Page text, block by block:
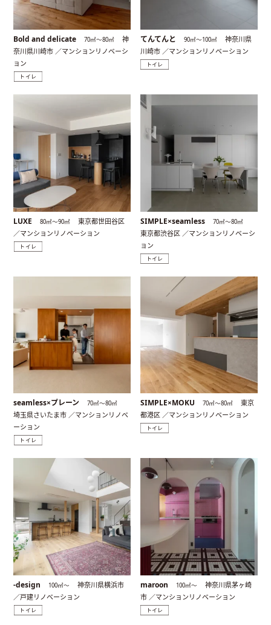
Bold and delicate 70㎡〜80㎡
神
奈川県川崎市 ／マンションリノベーシ
ョン
トイレ
てんてんと 90㎡〜100㎡
神奈川県
川崎市 ／マンションリノベーション
トイレ
LUXE 80㎡〜90㎡
東京都世田谷区
／マンションリノベーション
トイレ
SIMPLE×seamless 70㎡〜80㎡
東京都渋谷区 ／マンションリノベーシ
ョン
トイレ
seamless×プレーン 70㎡〜80㎡
埼玉県さいたま市 ／マンションリノベ
ーション
トイレ
SIMPLE×MOKU 70㎡〜80㎡
東京
都港区 ／マンションリノベーション
トイレ
-design 100㎡〜
神奈川県横浜市
／戸建リノベーション
トイレ
maroon 100㎡〜
神奈川県茅ヶ崎
市 ／マンションリノベーション
トイレ